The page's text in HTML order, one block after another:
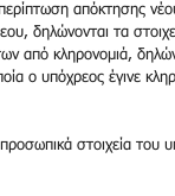
απόκτησης
δηλώνονται τα
από κληρονομιά,
ο υπόχρεος έγινε
στοιχεία του